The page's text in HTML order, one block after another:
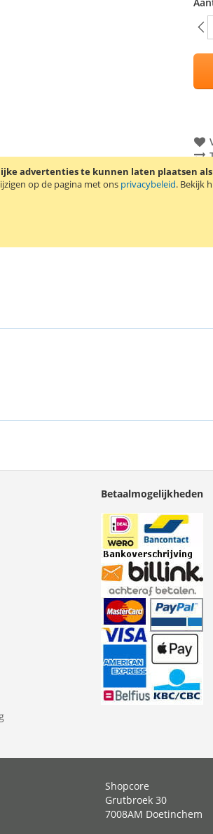
advertenties te kunnen laten plaatsen
op de pagina met ons privacybeleid. Bekijk
Betaalmogelijkheden
Shopcore
Grutbroek 30
7008AM Doetinchem